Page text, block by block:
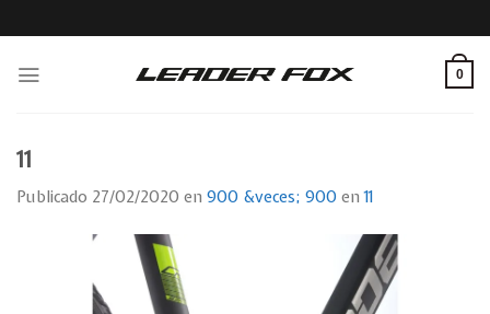
to
0
11
Publicado 27/02/2020 en 900 &veces; 900 en11